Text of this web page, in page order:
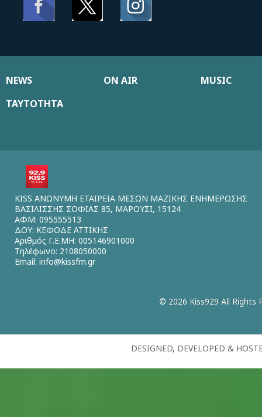
NEWS ON AIR
MUSIC
ΤΑΥΤΟΤΗΤΑ
KISS ΑΝΩΝΥΜΗ ΕΤΑΙΡΕΙΑ ΜΕΣΩΝ ΜΑΖΙΚΗΣ ΕΝΗΜΕΡΩΣΗΣ
ΒΑΣΙΛΙΣΣΗΣ ΣΟΦΙΑΣ 85, ΜΑΡΟΥΣΙ, 15124
ΑΦΜ: 095555513
ΔΟΥ: ΚΕΦΟΔΕ ΑΤΤΙΚΗΣ
Αριθμός Γ.Ε.ΜΗ: 005146901000
Τηλέφωνο: 2108050000
Email: info@kissfm.gr
© 2026 Kiss929 All Rights
DESIGNED, DEVELOPED &